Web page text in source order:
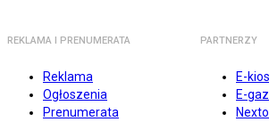
REKLAMA I PRENUMERATA
Reklama
Ogłoszenia
Prenumerata
PARTNERZY
E-
E-